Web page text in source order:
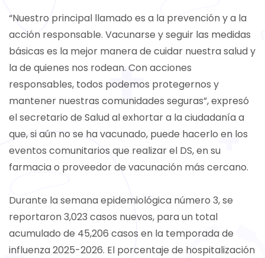
“Nuestro principal llamado es a la prevención y a la
acción responsable. Vacunarse y seguir las medidas
básicas es la mejor manera de cuidar nuestra salud y
la de quienes nos rodean. Con acciones
responsables, todos podemos protegernos y
mantener nuestras comunidades seguras”, expresó
el secretario de Salud al exhortar a la ciudadanía a
que, si aún no se ha vacunado, puede hacerlo en los
eventos comunitarios que realizar el DS, en su
farmacia o proveedor de vacunación más cercano.
Durante la semana epidemiológica número 3, se
reportaron 3,023 casos nuevos, para un total
acumulado de 45,206 casos en la temporada de
influenza 2025-2026. El porcentaje de hospitalización